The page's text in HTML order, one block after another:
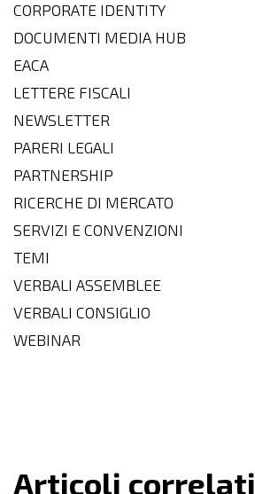
CORPORATE IDENTITY
DOCUMENTI MEDIA HUB
EACA
LETTERE FISCALI
NEWSLETTER
PARERI LEGALI
PARTNERSHIP
RICERCHE DI MERCATO
SERVIZI E CONVENZIONI
TEMI
VERBALI ASSEMBLEE
VERBALI CONSIGLIO
WEBINAR
Articoli correlati